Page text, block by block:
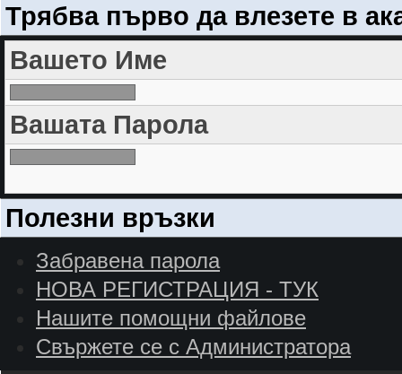
Трябва първо да влезете в
Вашето Име
Вашата Парола
Полезни връзки
Забравена парола
НОВА РЕГИСТРАЦИЯ - ТУК
Нашите помощни файлове
Свържете се с Администратора